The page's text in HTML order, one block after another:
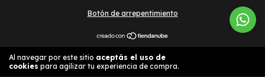
Al navegar por este sitio aceptás el uso de
cookies para agilizar tu experiencia de compra.
Botón de arrepentimiento